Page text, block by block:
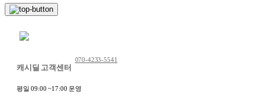
캐시딜 고객센터
070-4233-5541
평일 09:00 ~17:00 운영